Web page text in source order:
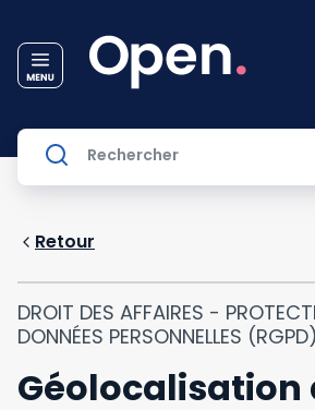
Retour
DROIT DES AFFAIRES -
DONNÉES PERSONNELLES (RGPD)
Géolocalisation